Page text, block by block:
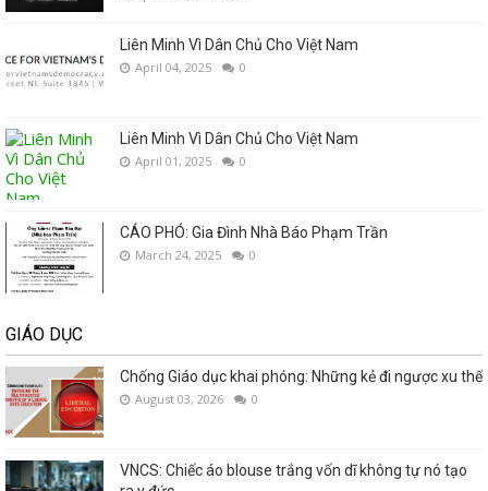
Liên Minh Vì Dân Chủ Cho Việt Nam
April 04, 2025 0
Liên Minh Vì Dân Chủ Cho Việt Nam
April 01, 2025 0
CÁO PHÓ: Gia Đình Nhà Báo Phạm Trần
March 24, 2025 0
GIÁO DỤC
Chống Giáo dục khai phóng: Những kẻ đi ngược xu thế
August 03, 2026 0
VNCS: Chiếc áo blouse trắng vốn dĩ không tự nó tạo